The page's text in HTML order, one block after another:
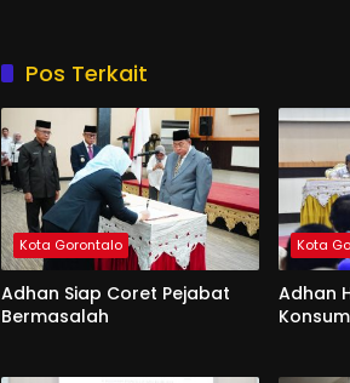
Pos Terkait
Kota Gorontalo
Adhan Siap Coret Pejabat
Bermasalah
Kota
Adhan